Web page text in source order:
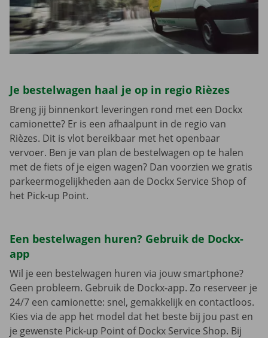
Je bestelwagen haal je op in regio Rièzes
Breng jij binnenkort leveringen rond met een Dockx
camionette? Er is een afhaalpunt in de regio van
Rièzes. Dit is vlot bereikbaar met het openbaar
vervoer. Ben je van plan de bestelwagen op te halen
met de fiets of je eigen wagen? Dan voorzien we gratis
parkeermogelijkheden aan de Dockx Service Shop of
het Pick-up Point.
Een bestelwagen huren? Gebruik de Dockx-
app
Wil je een bestelwagen huren via jouw smartphone?
Geen probleem. Gebruik de Dockx-app. Zo reserveer je
24/7 een camionette: snel, gemakkelijk en contactloos.
Kies via de app het model dat het beste bij jou past en
je gewenste Pick-up Point of Dockx Service Shop. Bij